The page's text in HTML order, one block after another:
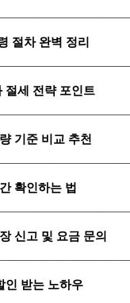
절차 완벽 정리
절세 전략 포인트
기준 비교 추천
확인하는 법
신고 및 요금 문의
인 받는 노하우